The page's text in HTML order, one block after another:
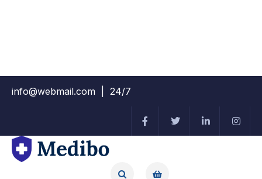
info@webmail.com | 24/7